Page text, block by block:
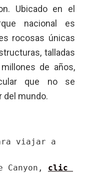
Ubicado en el
nacional es
rocosas únicas
talladas
de años,
que no se
del mundo.
Canyon, clic